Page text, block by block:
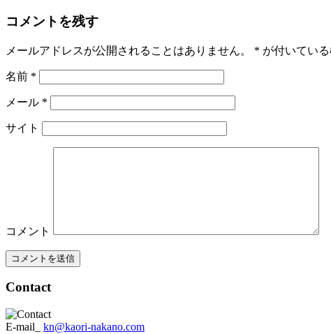
コメントを残す
メールアドレスが公開されることはありません。 * が付いてい
名前 *
メール *
サイト
コメント
Contact
E-mail_ kn@kaori-nakano.com